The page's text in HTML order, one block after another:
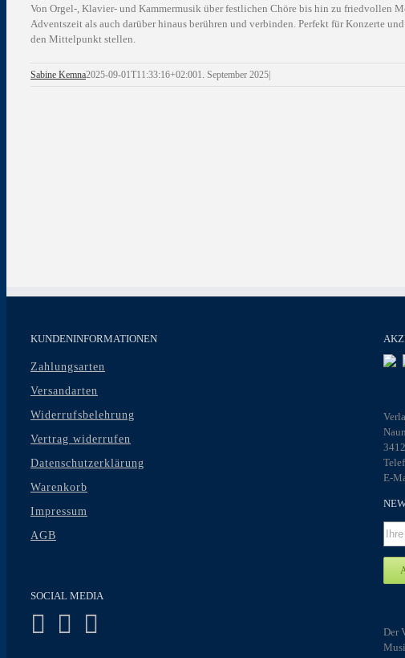
Von Orgel-, Klavier- und Kammermusik über festlichen Chöre bis hin zu friedvollen
Adventszeit als auch darüber hinaus berühren und verbinden. Perfekt für Konzerte
den Mittelpunkt stellen.
Sabine Kemna2025-09-01T11:33:16+02:001. September 2025|
KUNDENINFORMATIONEN
Zahlungsarten
Versandarten
Widerrufsbelehrung
Vertrag widerrufen
Datenschutzerklärung
Warenkorb
Impressum
AGB
SOCIAL MEDIA
E-
Der